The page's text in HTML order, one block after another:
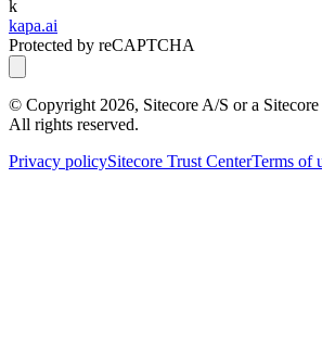
k
kapa.ai
Protected by reCAPTCHA
© Copyright 2026, Sitecore A/S or a
All rights reserved.
Privacy policySitecore Trust CenterTerms of